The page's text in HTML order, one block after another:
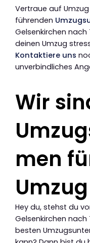
Vertraue auf
führenden
Gelsenkirchen
deinen Umzug
Kontaktiere uns
unverbindliches
Wir
men
Hey du, stehst du
Gelsenkirchen
besten